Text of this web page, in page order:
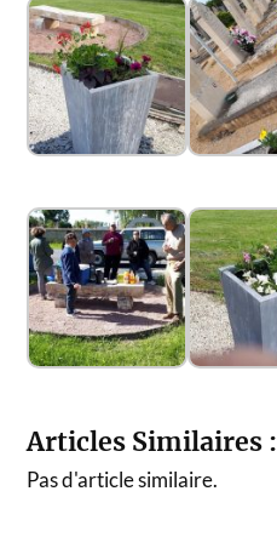
Articles Similaires :
Pas d'article similaire.